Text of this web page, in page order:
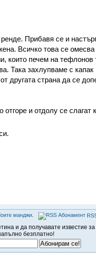
Прибавя се и
Всичко това се
които печем на тефлонов
Така захлупваме с
другата страна да се
и отдолу се слагат
манджи
и да получавате известие за
безплатно!